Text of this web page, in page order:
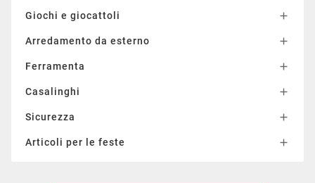
Giochi e giocattoli 
Arredamento da esterno 
Ferramenta 
Casalinghi 
Sicurezza 
Articoli per le feste 